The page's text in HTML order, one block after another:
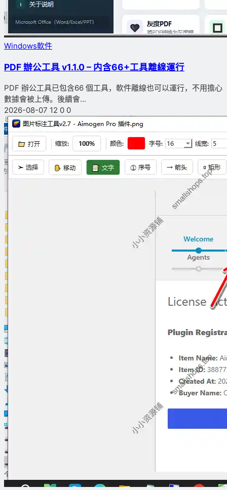
Windows軟件
PDF 辦公工具 v1.1.0 – 内含66+工具離線運行
PDF 辦公工具已包含66 個工具，軟件離線也可以運行，不用擔心
數據會被上傳。後續會...
2026-08-07 12 0 0